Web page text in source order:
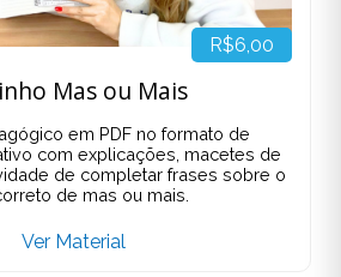
R$6,00
Mas ou Mais
em PDF no formato de
com explicações, macetes de
de completar frases sobre o
de mas ou mais.
Ver Material